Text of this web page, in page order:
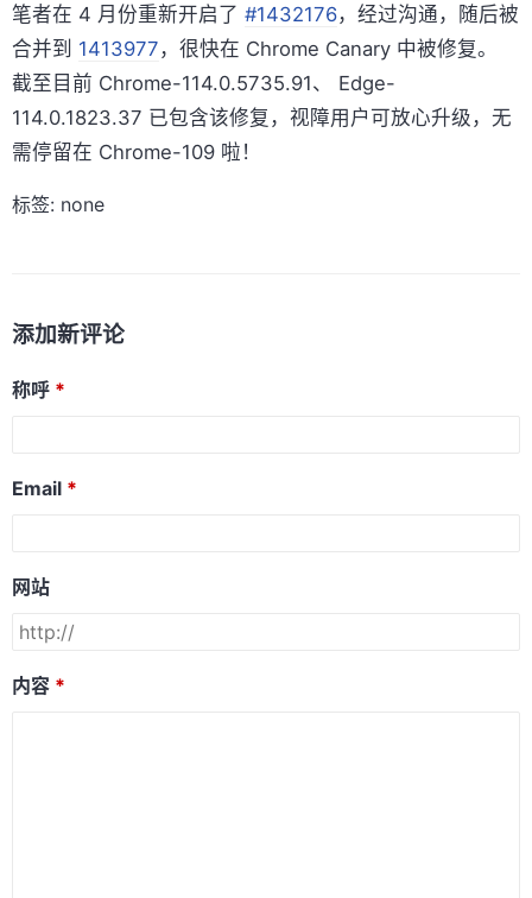
笔者在 4 月份重新开启了 #1432176，经过沟通，随后被
合并到 1413977 ，很快在 Chrome Canary 中被修复。
截至目前 Chrome-114.0.5735.91、 Edge-
114.0.1823.37 已包含该修复，视障用户可放心升级，无
需停留在 Chrome-109 啦！
标签: none
添加新评论
称呼
Email
网站
内容